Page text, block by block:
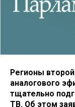
Регионы
аналогового
тщательно
ТВ. Об этом